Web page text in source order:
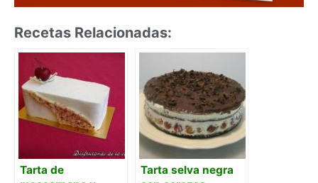
Recetas Relacionadas:
Tarta de
Tarta selva negra